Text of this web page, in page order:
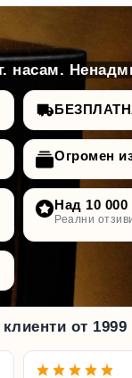
насам.
Огромен
Над 10
Реални
от 1999